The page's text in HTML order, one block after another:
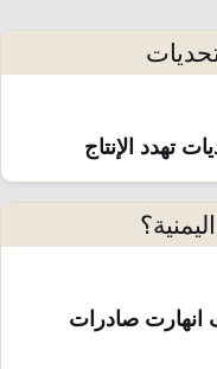
تهدد الإنتاج
انهارت صادرات